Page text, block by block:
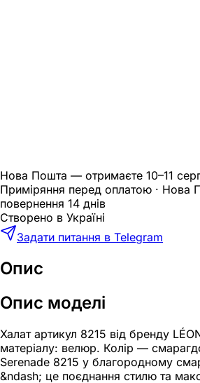
Нова Пошта — отримаєте 10–11
Приміряння перед оплатою · Нова
повернення 14 днів
Створено в Україні
Задати питання в Telegram
Опис
Опис моделі
Халат артикул 8215 від бренду
матеріалу: велюр. Колір —
Serenade 8215 у благородному
&ndash; це поєднання стилю та